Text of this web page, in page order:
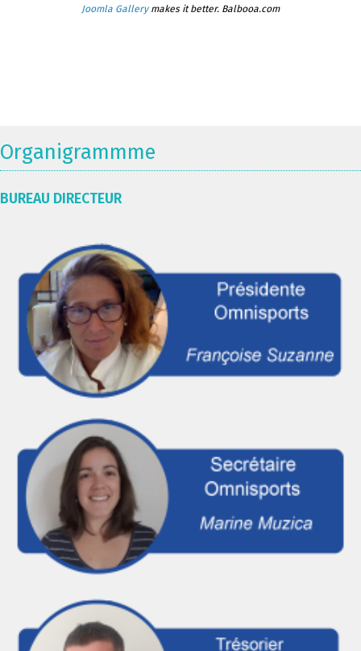
Joomla Gallerymakes it better. Balbooa.com
Organigrammme
BUREAU DIRECTEUR